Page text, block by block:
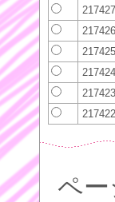
217427
217426
217425
217424
217423
217422
ペ